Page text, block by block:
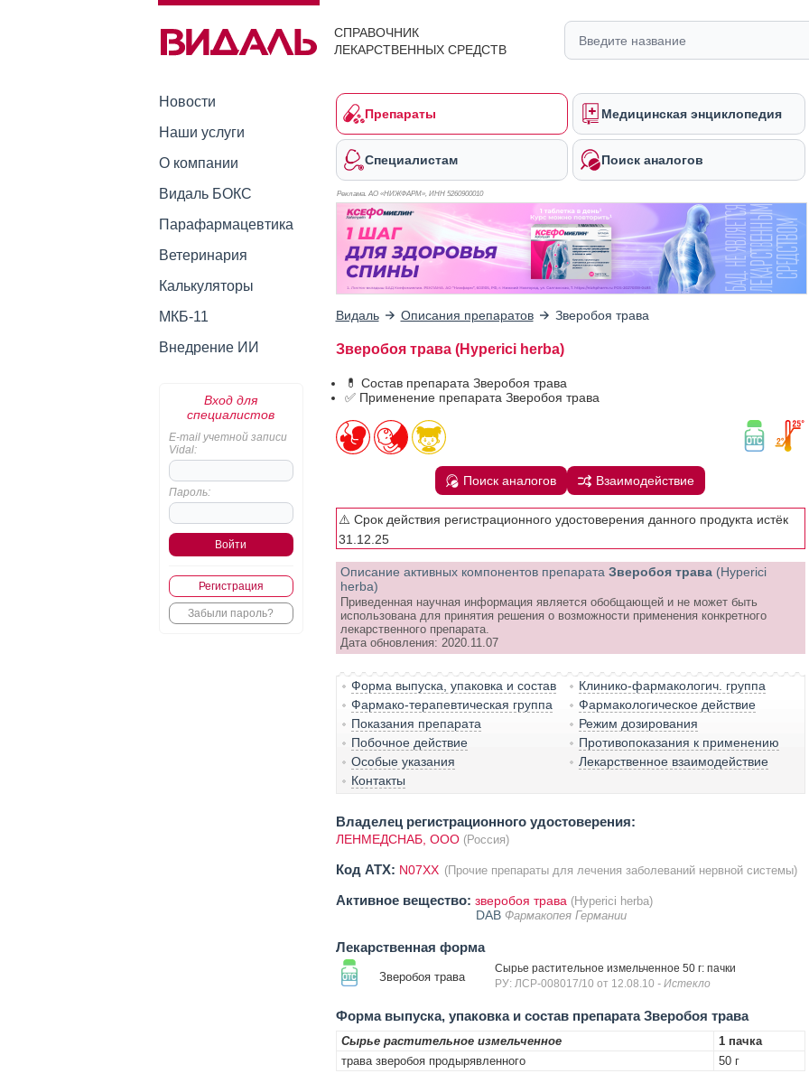
СПРАВОЧНИК
ЛЕКАРСТВЕННЫХ СРЕДСТВ
Новости
Наши услуги
О компании
Видаль БОКС
Парафармацевтика
Ветеринария
Калькуляторы
МКБ-11
Внедрение ИИ
Вход для
специалистов
E-mail учетной записи
Vidal:
Пароль:
Регистрация
Забыли пароль?
Препараты Медицинская энциклопедия
Специалистам Поиск аналогов
Реклама. АО «НИЖФАРМ», ИНН 5260900010
Видаль Описания препаратов Зверобоя трава
Зверобоя трава (Hyperici herba)
💊 Состав препарата Зверобоя трава
✅ Применение препарата Зверобоя трава
Поиск аналогов Взаимодействие
⚠️ Срок действия регистрационного удостоверения данного продукта истёк
31.12.25
Описание активных компонентов препарата Зверобоя трава (Hyperici
herba)
Приведенная научная информация является обобщающей и не может быть
использована для принятия решения о возможности применения конкретного
лекарственного препарата.
Дата обновления: 2020.11.07
Форма выпуска, упаковка и состав
Клинико-фармакологич. группа
Фармако-терапевтическая группа
Фармакологическое действие
Показания препарата
Режим дозирования
Побочное действие
Противопоказания к применению
Особые указания
Лекарственное взаимодействие
Контакты
Владелец регистрационного удостоверения:
ЛЕНМЕДСНАБ, ООО (Россия)
Код ATX: N07XX (Прочие препараты для лечения заболеваний нервной системы)
Активное вещество: зверобоя трава (Hyperici herba)
DAB Фармакопея Германии
Лекарственная форма
Зверобоя трава
Сырье растительное измельченное 50 г: пачки
РУ: ЛСР-008017/10 от 12.08.10 - Истекло
Форма выпуска, упаковка и состав препарата Зверобоя трава
Сырье растительное измельченное
1 пачка
трава зверобоя продырявленного
50 г